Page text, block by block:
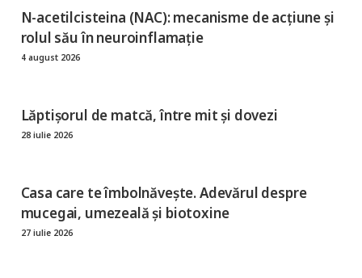
N-acetilcisteina (NAC): mecanisme de acțiune și
rolul său în neuroinflamație
4 august 2026
Lăptișorul de matcă, între mit și dovezi
28 iulie 2026
Casa care te îmbolnăvește. Adevărul despre
mucegai, umezeală și biotoxine
27 iulie 2026